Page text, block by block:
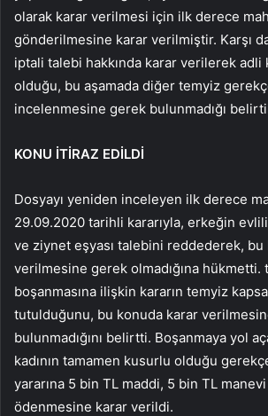
olarak karar verilmesi için ilk derece
gönderilmesine karar verilmiştir. Karşı
iptali talebi hakkında karar verilerek
olduğu, bu aşamada diğer temyiz
incelenmesine gerek bulunmadığı
KONU İTİRAZ EDİLDİ
Dosyayı yeniden inceleyen ilk derece
29.09.2020 tarihli kararıyla, erkeğin
ve ziynet eşyası talebini reddederek, bu
verilmesine gerek olmadığına hükmetti.
boşanmasına ilişkin kararın temyiz
tutulduğunu, bu konuda karar
bulunmadığını belirtti. Boşanmaya yol
kadının tamamen kusurlu olduğu
yararına 5 bin TL maddi, 5 bin TL
ödenmesine karar verildi.